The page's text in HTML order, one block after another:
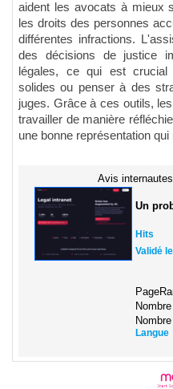
aident les avocats à mieux
les droits des personnes
différentes infractions.
des décisions de justice
légales, ce qui est crucial
solides ou penser à des
juges. Grâce à ces outils,
travailler de manière
une bonne représentation
Avis
Un
Hits
Validé
Langue